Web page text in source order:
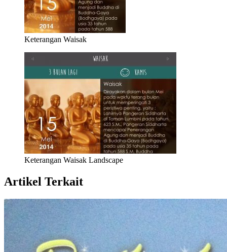
Keterangan Waisak
Keterangan Waisak Landscape
Artikel Terkait